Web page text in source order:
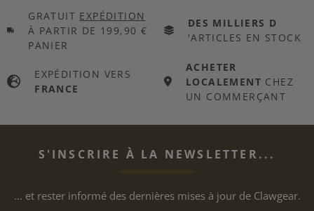
GRATUIT EXPÉDITION
À PARTIR DE 199,90 €
PANIER
DES MILLIERS D
'ARTICLES EN STOCK
EXPÉDITION VERS
FRANCE
ACHETER
LOCALEMENT CHEZ
UN COMMERÇANT
S'INSCRIRE À LA NEWSLETTER...
... et rester informé des dernières mises à jour de Clawgear.